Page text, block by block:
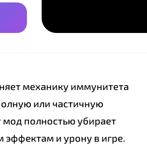
механику иммунитета
или частичную
полностью убирает
и урону в игре.